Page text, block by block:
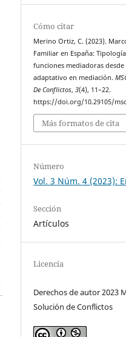
Cómo citar
Merino Ortiz, C. (2023).
Familiar en España:
funciones mediadoras
adaptativo en mediación.
De Conflictos,3(4), 11–22.
https://doi.org/10.29105/
Más formatos de cita
Número
Vol. 3 Núm. 4 (2023):
Sección
Artículos
Licencia
Derechos de autor 2023
Solución de Conflictos